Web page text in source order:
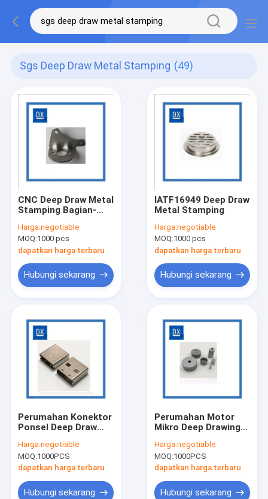
Sgs Deep Draw Metal Stamping (49)
CNC Deep Draw Metal
Stamping Bagian-
Pertanian
Harga:negotiable
MOQ:1000 pcs
dapatkan harga terbaru
Hubungi sekarang
IATF16949 Deep Draw
Metal Stamping
Harga:negotiable
MOQ:1000 pcs
dapatkan harga terbaru
Hubungi sekarang
Perumahan Konektor
Ponsel Deep Draw
Harga:negotiable
MOQ:1000PCS
dapatkan harga terbaru
Hubungi sekarang
Perumahan Motor
Mikro Deep Drawing
Disesuaikan
Harga:negotiable
MOQ:1000PCS
dapatkan harga terbaru
Hubungi sekarang